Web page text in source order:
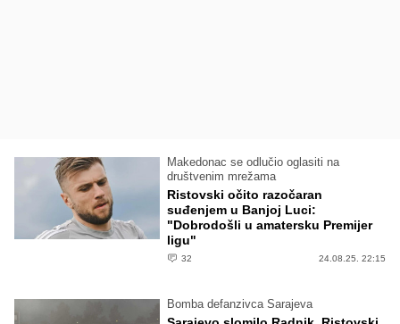
Makedonac se odlučio oglasiti na
društvenim mrežama
Ristovski očito razočaran
suđenjem u Banjoj Luci:
"Dobrodošli u amatersku Premijer
ligu"
32 24.08.25. 22:15
Bomba defanzivca Sarajeva